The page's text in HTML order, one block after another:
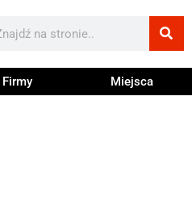
Firmy Miejsca